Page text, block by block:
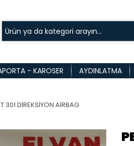
- KAROSER AYDINLATMA
301 DİREKSİYON AİRBAG